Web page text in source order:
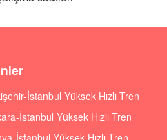
İstanbul Yüksek Hızlı Tren
İstanbul Yüksek Hızlı Tren
İstanbul Yüksek Hızlı Tren